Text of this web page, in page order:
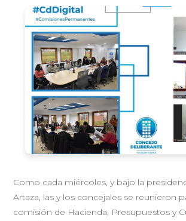
Como cada miércoles, y bajo la
Artaza, las y los concejales se reunieron
comisión de Hacienda, Presupuestos y